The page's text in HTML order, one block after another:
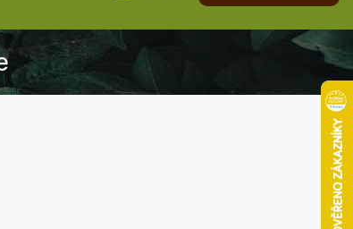
Slovenčina